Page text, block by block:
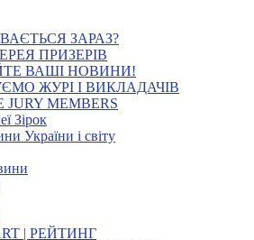
ЗАРАЗ?
ПРИЗЕРІВ
ВАШІ НОВИНИ!
ЖУРІ І ВИКЛАДАЧІВ
JURY MEMBERS
Зірок
України і світу
| РЕЙТИНГ